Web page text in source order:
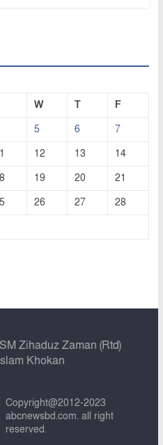
W T
F
5 6
7
12 13
14
19 20
21
26 27
28
Zihaduz Zaman (Rtd)
Khokan
Copyright@2012-2023
abcnewsbd.com. all right
reserved.